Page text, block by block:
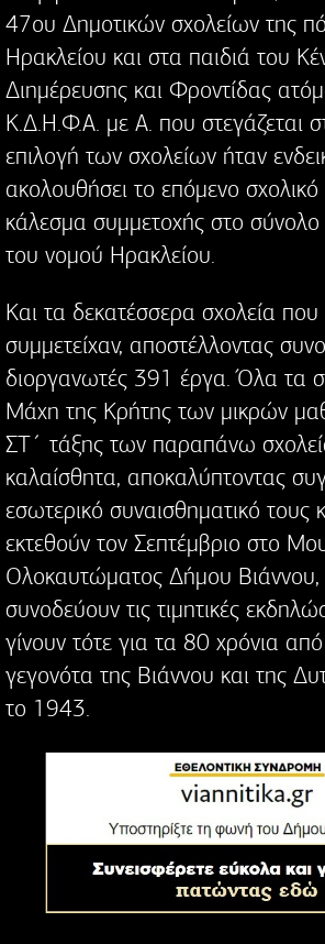
47ου Δημοτικών σχολείων της
Ηρακλείου και στα παιδιά του
Διημέρευσης και Φροντίδας
Κ.Δ.Η.Φ.Α. με Α. που στεγάζεται
επιλογή των σχολείων ήταν
ακολουθήσει το επόμενο
κάλεσμα συμμετοχής στο
του νομού Ηρακλείου.
Και τα δεκατέσσερα σχολεία
συμμετείχαν, αποστέλλοντας
διοργανωτές 391 έργα. Όλα τα
Μάχη της Κρήτης των μικρών
ΣΤ΄ τάξης των παραπάνω
καλαίσθητα, αποκαλύπτοντας
εσωτερικό συναισθηματικό τους
εκτεθούν τον Σεπτέμβριο στο
Ολοκαυτώματος Δήμου
συνοδεύουν τις τιμητικές
γίνουν τότε για τα 80 χρόνια
γεγονότα της Βιάννου και της
το 1943.